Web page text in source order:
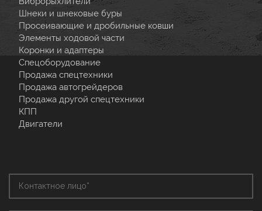
Шнеки и шнековые буры
Просеивающие и дробильные ковши
Элементы ходовой части
Коронки и адаптеры
Спецоборудование
Продажа спецтехники
Продажа автогрейдеров
Продажа другой спецтехники
КПП
Двигатели